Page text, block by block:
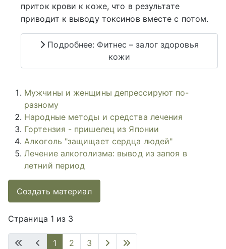
приток крови к коже, что в результате
приводит к выводу токсинов вместе с потом.
Подробнее: Фитнес – залог здоровья
кожи
Мужчины и женщины депрессируют по-
разному
Народные методы и средства лечения
Гортензия - пришелец из Японии
Алкоголь "защищает сердца людей"
Лечение алкоголизма: вывод из запоя в
летний период
Создать материал
Страница 1 из 3
1 2 3